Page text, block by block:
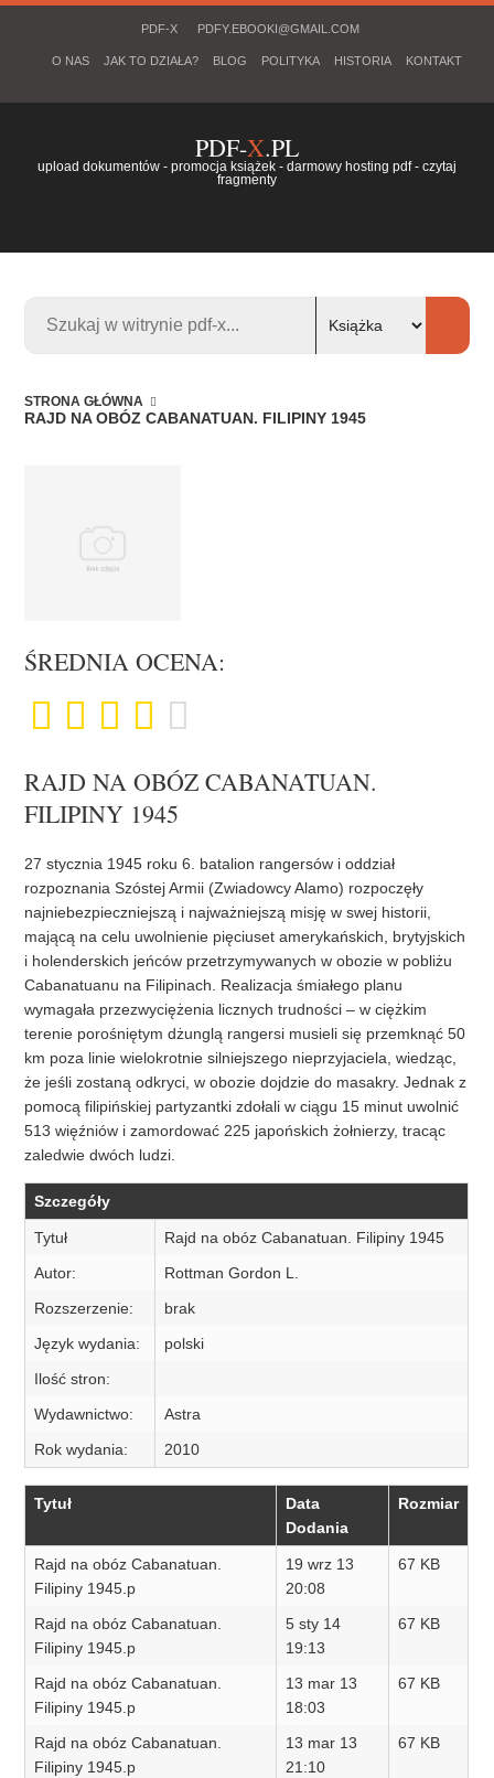
PDF-X PDFY.EBOOKI@GMAIL.COM
O NAS JAK TO DZIAŁA? BLOG POLITYKA HISTORIA KONTAKT
PDF-X.PL
upload dokumentów - promocja książek - darmowy hosting pdf - czytaj
fragmenty
STRONA GŁÓWNA
RAJD NA OBÓZ CABANATUAN. FILIPINY 1945
ŚREDNIA OCENA:
RAJD NA OBÓZ CABANATUAN.
FILIPINY 1945
27 stycznia 1945 roku 6. batalion rangersów i oddział
rozpoznania Szóstej Armii (Zwiadowcy Alamo) rozpoczęły
najniebezpieczniejszą i najważniejszą misję w swej historii,
mającą na celu uwolnienie pięciuset amerykańskich, brytyjskich
i holenderskich jeńców przetrzymywanych w obozie w pobliżu
Cabanatuanu na Filipinach. Realizacja śmiałego planu
wymagała przezwyciężenia licznych trudności – w ciężkim
terenie porośniętym dżunglą rangersi musieli się przemknąć 50
km poza linie wielokrotnie silniejszego nieprzyjaciela, wiedząc,
że jeśli zostaną odkryci, w obozie dojdzie do masakry. Jednak z
pomocą filipińskiej partyzantki zdołali w ciągu 15 minut uwolnić
513 więźniów i zamordować 225 japońskich żołnierzy, tracąc
zaledwie dwóch ludzi.
Szczegóły
Tytuł
Rajd na obóz Cabanatuan. Filipiny 1945
Autor:
Rottman Gordon L.
Rozszerzenie:
brak
Język wydania:
polski
Ilość stron:
Wydawnictwo:
Astra
Rok wydania:
2010
Tytuł
Data
Dodania
Rozmiar
Rajd na obóz Cabanatuan.
Filipiny 1945.p
19 wrz 13
20:08
67 KB
Rajd na obóz Cabanatuan.
Filipiny 1945.p
5 sty 14
19:13
67 KB
Rajd na obóz Cabanatuan.
Filipiny 1945.p
13 mar 13
18:03
67 KB
Rajd na obóz Cabanatuan.
Filipiny 1945.p
13 mar 13
21:10
67 KB